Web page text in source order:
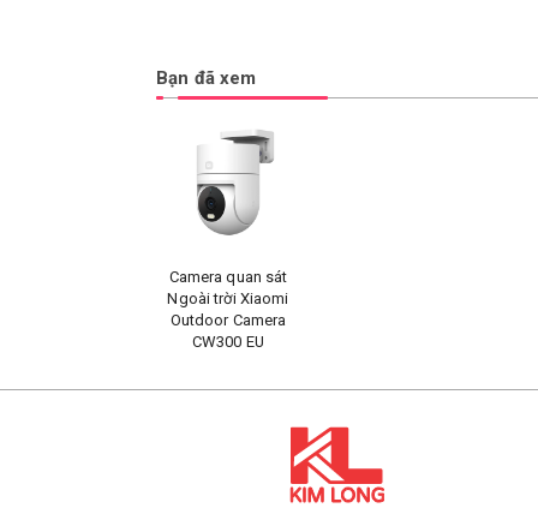
Bạn đã xem
Camera quan sát
Ngoài trời Xiaomi
Outdoor Camera
CW300 EU